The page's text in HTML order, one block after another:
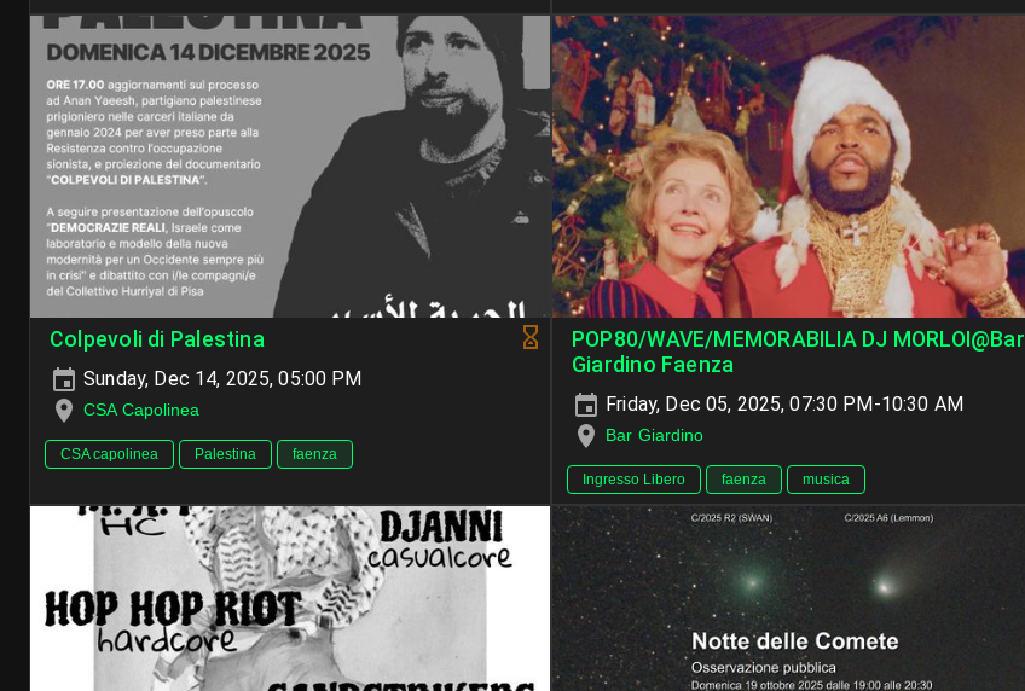
Colpevoli di Palestina
Sunday, Dec 14, 2025, 05:00 PM
CSA Capolinea
CSA capolinea Palestina faenza
POP80/WAVE/MEMORABILIA DJ MORLOI@Bar
Giardino Faenza
Friday, Dec 05, 2025, 07:30 PM-10:30 AM
Bar Giardino
Ingresso Libero faenza musica